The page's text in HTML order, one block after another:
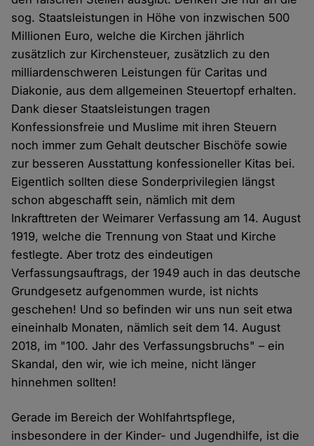
sog. Staatsleistungen in Höhe von inzwischen 500
Millionen Euro, welche die Kirchen jährlich
zusätzlich zur Kirchensteuer, zusätzlich zu den
milliardenschweren Leistungen für Caritas und
Diakonie, aus dem allgemeinen Steuertopf erhalten.
Dank dieser Staatsleistungen tragen
Konfessionsfreie und Muslime mit ihren Steuern
noch immer zum Gehalt deutscher Bischöfe sowie
zur besseren Ausstattung konfessioneller Kitas bei.
Eigentlich sollten diese Sonderprivilegien längst
schon abgeschafft sein, nämlich mit dem
Inkrafttreten der Weimarer Verfassung am 14. August
1919, welche die Trennung von Staat und Kirche
festlegte. Aber trotz des eindeutigen
Verfassungsauftrags, der 1949 auch in das deutsche
Grundgesetz aufgenommen wurde, ist nichts
geschehen! Und so befinden wir uns nun seit etwa
eineinhalb Monaten, nämlich seit dem 14. August
2018, im "100. Jahr des Verfassungsbruchs" – ein
Skandal, den wir, wie ich meine, nicht länger
hinnehmen sollten!
Gerade im Bereich der Wohlfahrtspflege,
insbesondere in der Kinder- und Jugendhilfe, ist die